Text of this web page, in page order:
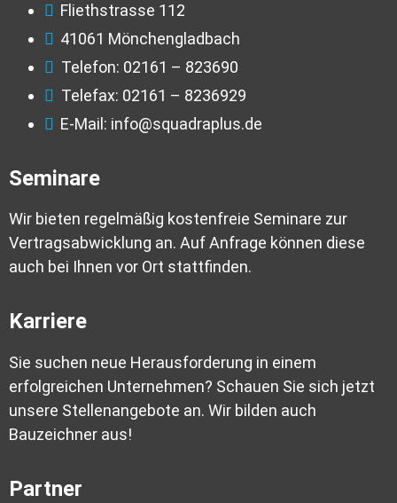
Fliethstrasse 112
41061 Mönchengladbach
Telefon: 02161 – 823690
Telefax: 02161 – 8236929
E-Mail: info@squadraplus.de
Seminare
Wir bieten regelmäßig kostenfreie Seminare zur
Vertragsabwicklung an. Auf Anfrage können diese
auch bei Ihnen vor Ort stattfinden.
Karriere
Sie suchen neue Herausforderung in einem
erfolgreichen Unternehmen? Schauen Sie sich jetzt
unsere Stellenangebote an. Wir bilden auch
Bauzeichner aus!
Partner